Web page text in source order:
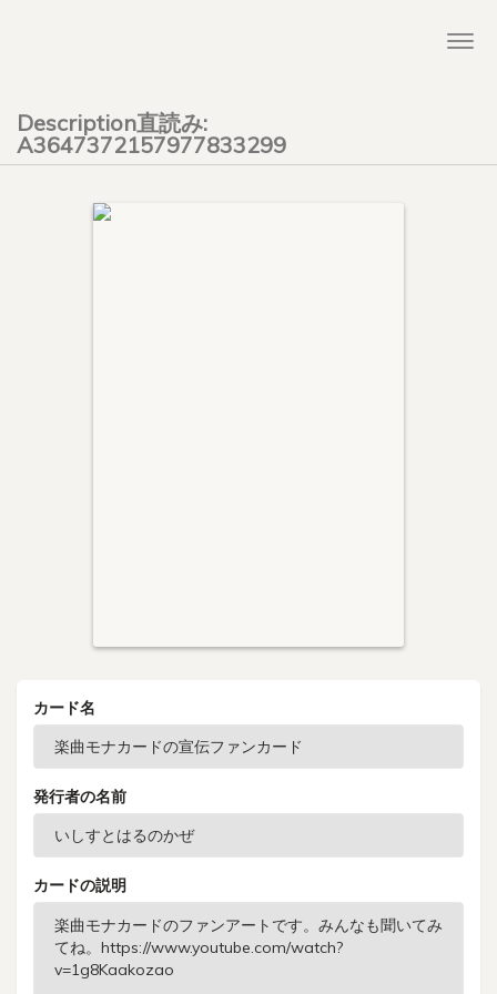
Description直読み:
A3647372157977833299
カード名
発行者の名前
カードの説明